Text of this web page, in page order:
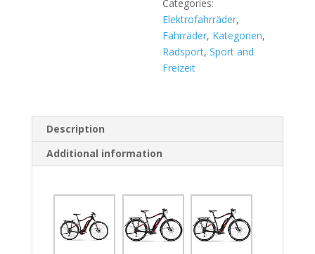
Categories:
Elektrofahrräder,
Fahrräder, Kategorien,
Radsport,Sport and
Freizeit
Description
Additional information